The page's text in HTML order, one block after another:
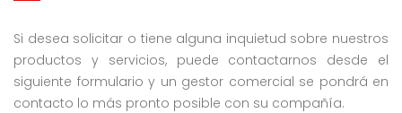
Si desea solicitar o tiene alguna inquietud sobre nuestros
productos y servicios, puede contactarnos desde el
siguiente formulario y un gestor comercial se pondrá en
contacto lo más pronto posible con su compañía.